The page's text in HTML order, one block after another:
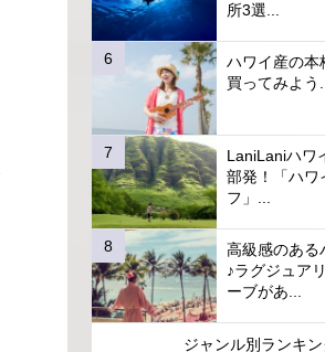
所3選...
ハワイ産の本
買ってみよう
LaniLaniハワ
部発！「ハワ
フ」...
高級感のある
♪ラグジュア
ーブがあ...
ジャンル別ランキ